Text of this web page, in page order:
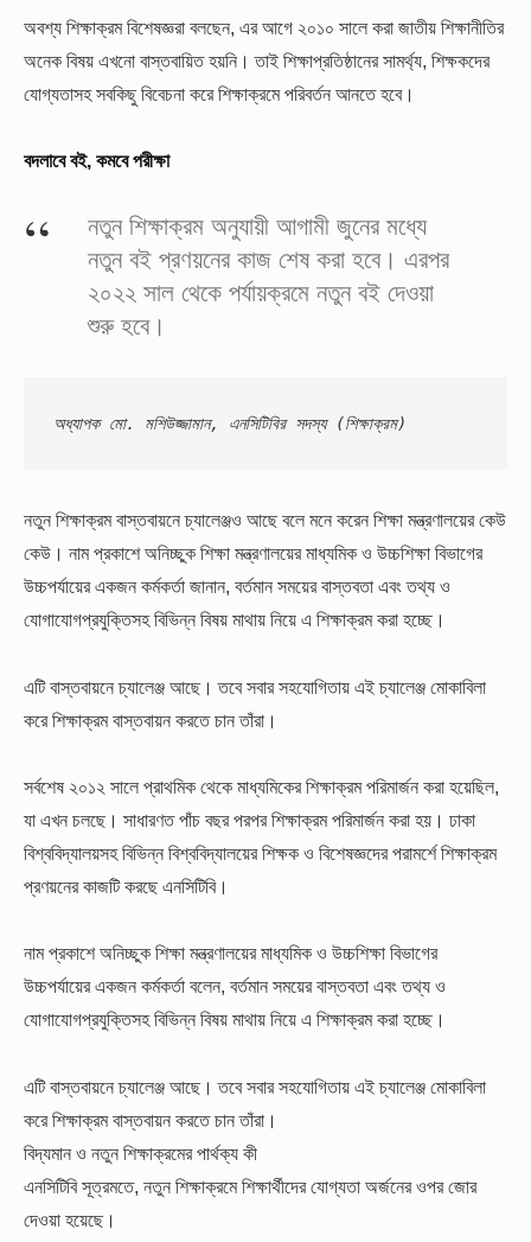
অবশ্য শিক্ষাক্রম বিশেষজ্ঞরা বলছেন, এর আগে ২০১০ সালে করা জাতীয় শিক্ষানীতির
অনেক বিষয় এখনো বাস্তবায়িত হয়নি। তাই শিক্ষাপ্রতিষ্ঠানের সামর্থ্য, শিক্ষকদের
যোগ্যতাসহ সবকিছু বিবেচনা করে শিক্ষাক্রমে পরিবর্তন আনতে হবে।
বদলাবে বই, কমবে পরীক্ষা
নতুন শিক্ষাক্রম অনুযায়ী আগামী জুনের মধ্যে
নতুন বই প্রণয়নের কাজ শেষ করা হবে। এরপর
২০২২ সাল থেকে পর্যায়ক্রমে নতুন বই দেওয়া
শুরু হবে।
অধ্যাপক মো. মশিউজ্জামান, এনসিটিবির সদস্য (শিক্ষাক্রম)
নতুন শিক্ষাক্রম বাস্তবায়নে চ্যালেঞ্জও আছে বলে মনে করেন শিক্ষা মন্ত্রণালয়ের কেউ
কেউ। নাম প্রকাশে অনিচ্ছুক শিক্ষা মন্ত্রণালয়ের মাধ্যমিক ও উচ্চশিক্ষা বিভাগের
উচ্চপর্যায়ের একজন কর্মকর্তা জানান, বর্তমান সময়ের বাস্তবতা এবং তথ্য ও
যোগাযোগপ্রযুক্তিসহ বিভিন্ন বিষয় মাথায় নিয়ে এ শিক্ষাক্রম করা হচ্ছে।
এটি বাস্তবায়নে চ্যালেঞ্জ আছে। তবে সবার সহযোগিতায় এই চ্যালেঞ্জ মোকাবিলা
করে শিক্ষাক্রম বাস্তবায়ন করতে চান তাঁরা।
সর্বশেষ ২০১২ সালে প্রাথমিক থেকে মাধ্যমিকের শিক্ষাক্রম পরিমার্জন করা হয়েছিল,
যা এখন চলছে। সাধারণত পাঁচ বছর পরপর শিক্ষাক্রম পরিমার্জন করা হয়। ঢাকা
বিশ্ববিদ্যালয়সহ বিভিন্ন বিশ্ববিদ্যালয়ের শিক্ষক ও বিশেষজ্ঞদের পরামর্শে শিক্ষাক্রম
প্রণয়নের কাজটি করছে এনসিটিবি।
নাম প্রকাশে অনিচ্ছুক শিক্ষা মন্ত্রণালয়ের মাধ্যমিক ও উচ্চশিক্ষা বিভাগের
উচ্চপর্যায়ের একজন কর্মকর্তা বলেন, বর্তমান সময়ের বাস্তবতা এবং তথ্য ও
যোগাযোগপ্রযুক্তিসহ বিভিন্ন বিষয় মাথায় নিয়ে এ শিক্ষাক্রম করা হচ্ছে।
এটি বাস্তবায়নে চ্যালেঞ্জ আছে। তবে সবার সহযোগিতায় এই চ্যালেঞ্জ মোকাবিলা
করে শিক্ষাক্রম বাস্তবায়ন করতে চান তাঁরা।
বিদ্যমান ও নতুন শিক্ষাক্রমের পার্থক্য কী
এনসিটিবি সূত্রমতে, নতুন শিক্ষাক্রমে শিক্ষার্থীদের যোগ্যতা অর্জনের ওপর জোর
দেওয়া হয়েছে।